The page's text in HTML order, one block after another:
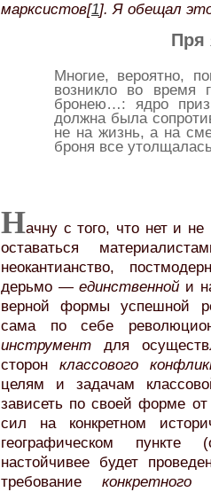
марксистов[1]. Я обещал
Пря
Многие, вероятно,
возникло во время
бронею…: ядро
должна была
не на жизнь, а на
броня все
Начну с того, что нет и
оставаться
неокантианство,
дерьмо —единственной и
верной формы успешной
сама по себе
инструмент для
сторон классового
целям и задачам
зависеть по своей форме от
сил на конкретном
географическом
настойчивее будет
требование